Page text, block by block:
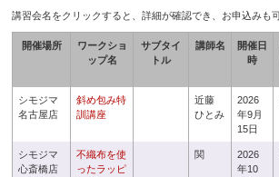
講習会名をクリックすると、詳細が確認でき、お申込みも
開催場所
ワークショ
ップ名
サブタイ
トル
講師名
開催日
時
シモジマ
名古屋店
斜め包み特
訓講座
近藤
ひとみ
2026
年9月
15日
シモジマ
心斎橋店
不織布を使
ったラッピ
関
2026
年10